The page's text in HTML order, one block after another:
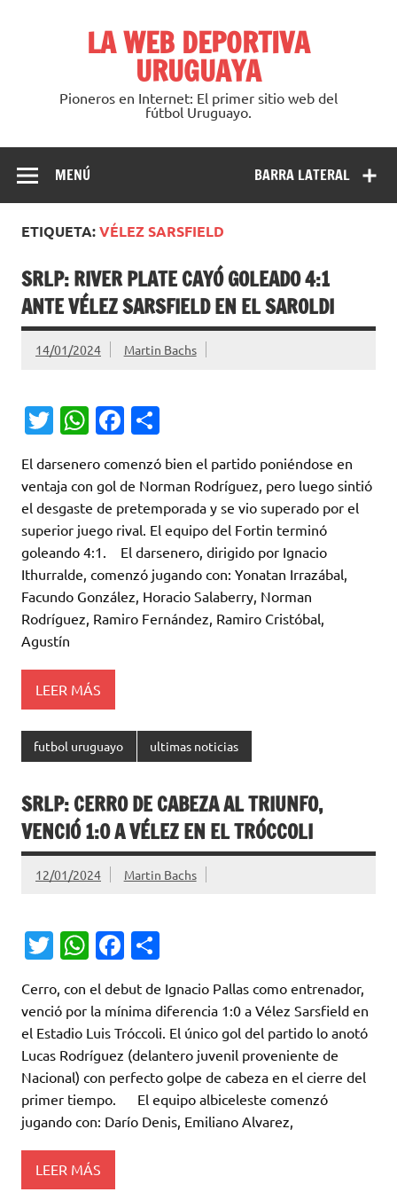
LA WEB DEPORTIVA
URUGUAYA
Pioneros en Internet: El primer sitio web del
fútbol Uruguayo.
BARRA LATERAL
MENÚ
ETIQUETA:VÉLEZ SARSFIELD
SRLP: RIVER PLATE CAYÓ GOLEADO 4:1
ANTE VÉLEZ SARSFIELD EN EL SAROLDI
14/01/2024 Martin Bachs
T
it
te
r
W
at
s
A
p
p
Fa
e
b
o
o
k
m
p
ar
ti
r
El darsenero comenzó bien el partido poniéndose en
ventaja con gol de Norman Rodríguez, pero luego sintió
el desgaste de pretemporada y se vio superado por el
superior juego rival. El equipo del Fortin terminó
goleando 4:1. El darsenero, dirigido por Ignacio
Ithurralde, comenzó jugando con: Yonatan Irrazábal,
Facundo González, Horacio Salaberry, Norman
Rodríguez, Ramiro Fernández, Ramiro Cristóbal,
Agustín
LEER MÁS
futbol uruguayo ultimas noticias
SRLP: CERRO DE CABEZA AL TRIUNFO,
VENCIÓ 1:0 A VÉLEZ EN EL TRÓCCOLI
12/01/2024 Martin Bachs
T
it
te
r
W
at
s
A
p
p
Fa
e
b
o
o
k
m
p
ar
ti
r
Cerro, con el debut de Ignacio Pallas como entrenador,
venció por la mínima diferencia 1:0 a Vélez Sarsfield en
el Estadio Luis Tróccoli. El único gol del partido lo anotó
Lucas Rodríguez (delantero juvenil proveniente de
Nacional) con perfecto golpe de cabeza en el cierre del
primer tiempo. El equipo albiceleste comenzó
jugando con: Darío Denis, Emiliano Alvarez,
LEER MÁS